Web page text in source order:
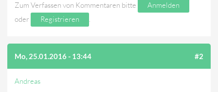
Zum Verfassen von Kommentaren bitte
Anmelden
oder
Registrieren .
Mo, 25.01.2016 - 13:44 #2
Andreas